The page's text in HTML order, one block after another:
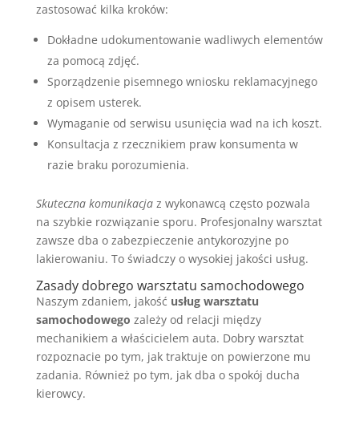
zastosować kilka kroków:
Dokładne udokumentowanie wadliwych elementów
za pomocą zdjęć.
Sporządzenie pisemnego wniosku reklamacyjnego
z opisem usterek.
Wymaganie od serwisu usunięcia wad na ich koszt.
Konsultacja z rzecznikiem praw konsumenta w
razie braku porozumienia.
Skuteczna komunikacjaz wykonawcą często pozwala
na szybkie rozwiązanie sporu. Profesjonalny warsztat
zawsze dba o zabezpieczenie antykorozyjne po
lakierowaniu. To świadczy o wysokiej jakości usług.
Zasady dobrego warsztatu samochodowego
Naszym zdaniem, jakość usług warsztatu
samochodowego zależy od relacji między
mechanikiem a właścicielem auta. Dobry warsztat
rozpoznacie po tym, jak traktuje on powierzone mu
zadania. Również po tym, jak dba o spokój ducha
kierowcy.